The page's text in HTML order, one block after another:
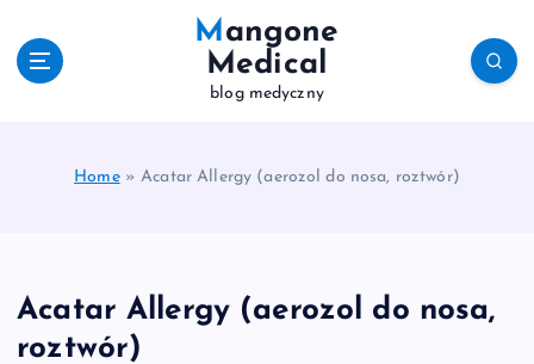
Mangone
Medical
blog medyczny
Home»Acatar Allergy (aerozol do nosa, roztwór)
Acatar Allergy (aerozol do nosa,
roztwór)